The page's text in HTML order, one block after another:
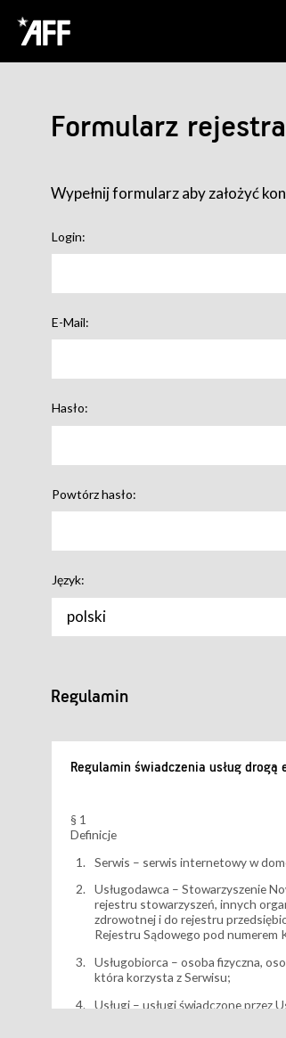
Formularz
Wypełnij formularz aby założyć
Login:
E-Mail:
Hasło:
Powtórz hasło:
Język:
polski
Regulamin
Regulamin świadczenia usług
§ 1
Definicje
Serwis – serwis internetowy w
Usługodawca – Stowarzyszenie
rejestru stowarzyszeń, innych
zdrowotnej i do rejestru
Rejestru Sądowego pod
Usługobiorca – osoba fizyczna,
która korzysta z Serwisu;
Usługi – usługi świadczone przez